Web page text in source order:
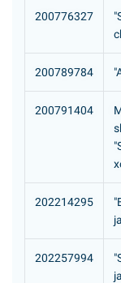
200776327
200789784
200791404
202214295
202257994